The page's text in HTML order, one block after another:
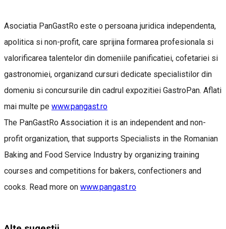
Asociatia PanGastRo este o persoana juridica independenta,
apolitica si non-profit, care sprijina formarea profesionala si
valorificarea talentelor din domeniile panificatiei, cofetariei si
gastronomiei, organizand cursuri dedicate specialistilor din
domeniu si concursurile din cadrul expozitiei GastroPan. Aflati
mai multe pe www.pangast.ro
The PanGastRo Association it is an independent and non-
profit organization, that supports Specialists in the Romanian
Baking and Food Service Industry by organizing training
courses and competitions for bakers, confectioners and
cooks. Read more on www.pangast.ro